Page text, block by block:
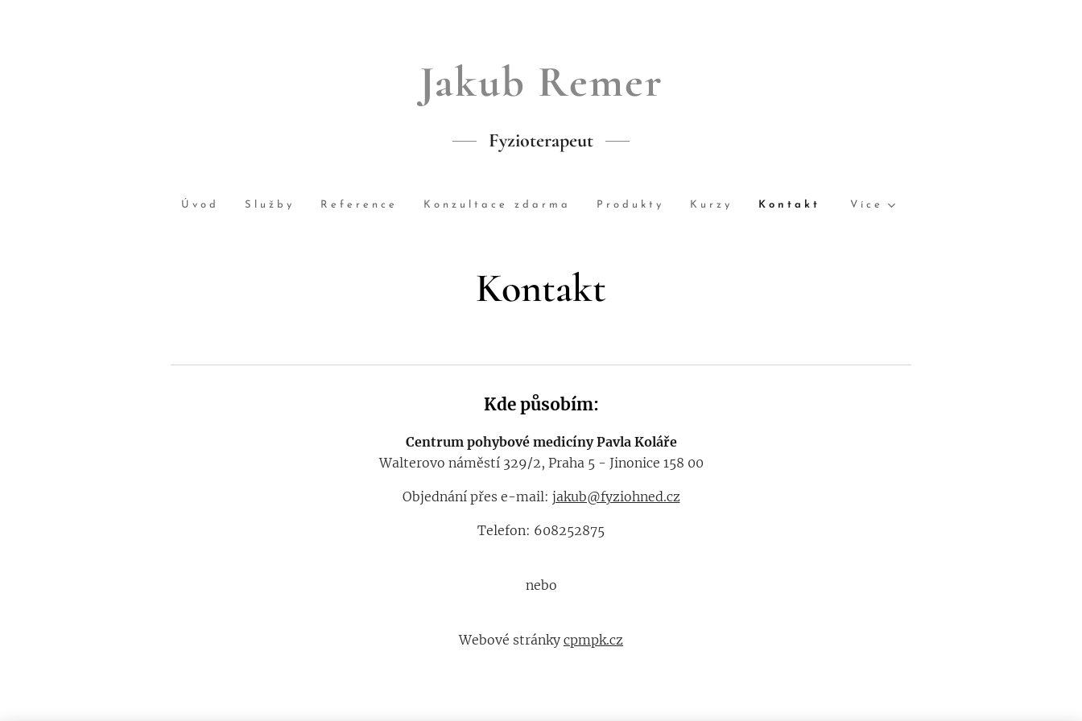
Jakub Remer
Fyzioterapeut
Úvod Služby Reference Konzultace zdarma Produkty Kurzy Kontakt Více
Kontakt
Kde působím:
Centrum pohybové medicíny Pavla Koláře
Walterovo náměstí 329/2, Praha 5 - Jinonice 158 00
Objednání přes e-mail: jakub@fyziohned.cz
Telefon: 608252875
nebo
Webové stránky cpmpk.cz